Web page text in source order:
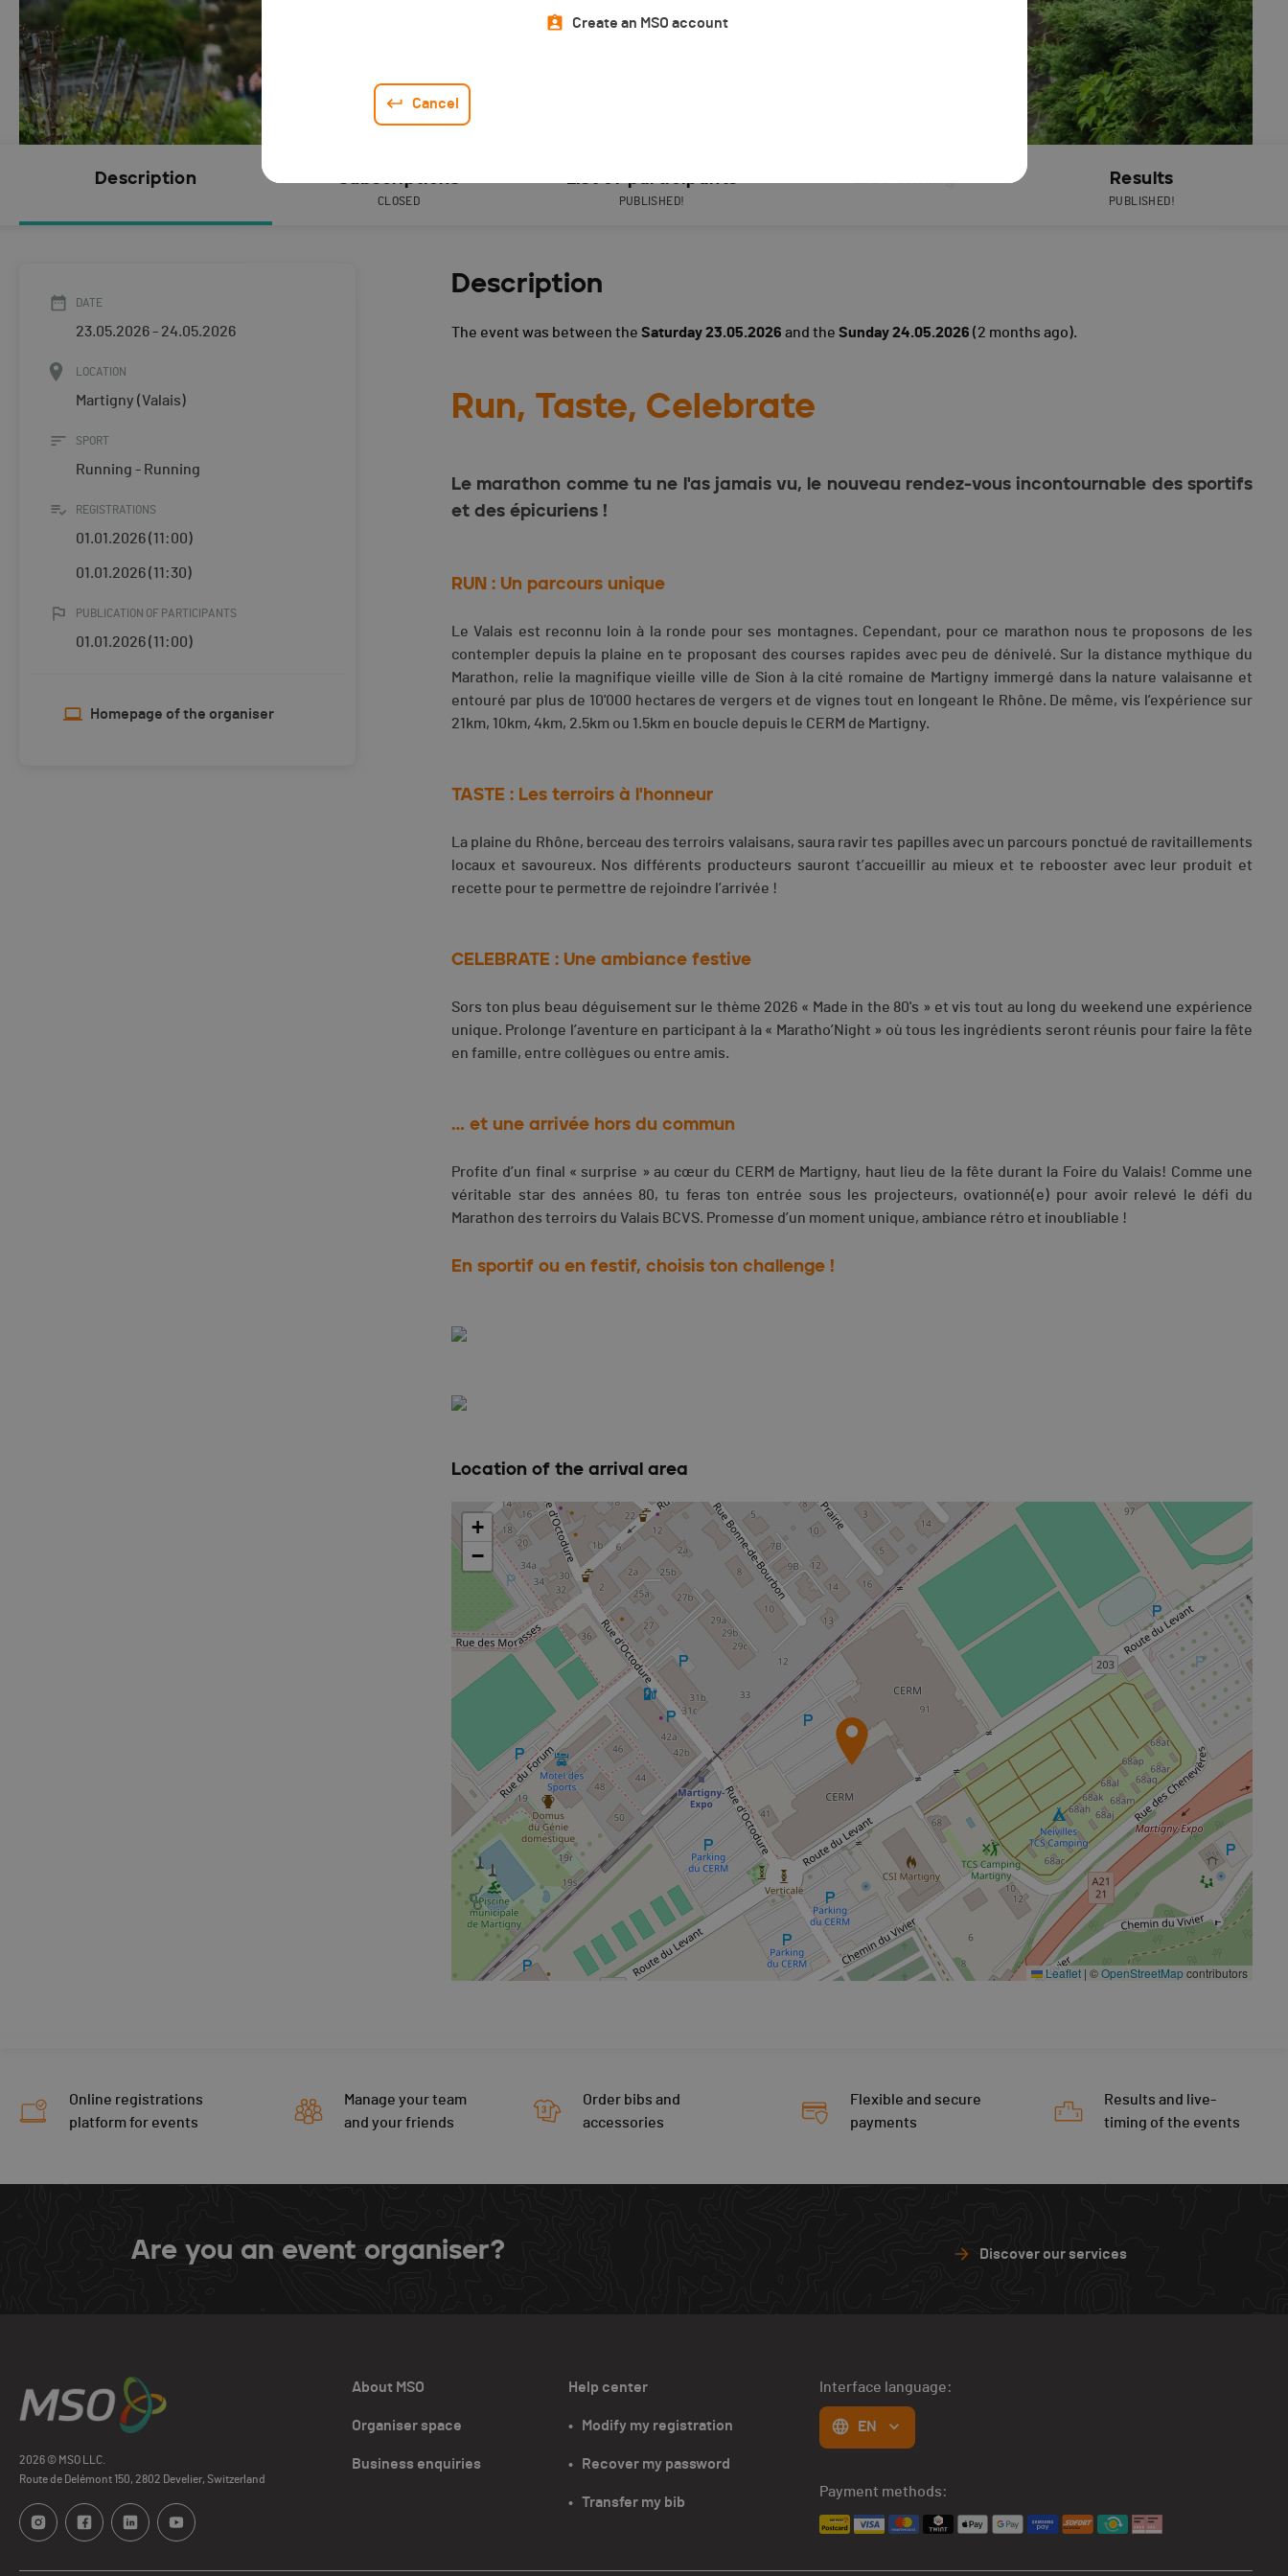
Create an MSO account
Cancel
Description Subscriptions
CLOSED
List of participants
PUBLISHED!
Live Timing Results
PUBLISHED!
DATE
23.05.2026 - 24.05.2026
LOCATION
Martigny (Valais)
SPORT
Running - Running
REGISTRATIONS
01.01.2026 (11:00)
01.01.2026 (11:30)
PUBLICATION OF PARTICIPANTS
01.01.2026 (11:00)
Homepage of the organiser
Description
The event was between the Saturday 23.05.2026 and the Sunday 24.05.2026 (2 months ago).
Run, Taste, Celebrate
Le marathon comme tu ne l'as jamais vu, le nouveau rendez-vous incontournable des sportifs
et des épicuriens !
RUN : Un parcours unique
Le Valais est reconnu loin à la ronde pour ses montagnes. Cependant, pour ce marathon nous te proposons de les
contempler depuis la plaine en te proposant des courses rapides avec peu de dénivelé. Sur la distance mythique du
Marathon, relie la magnifique vieille ville de Sion à la cité romaine de Martigny immergé dans la nature valaisanne et
entouré par plus de 10'000 hectares de vergers et de vignes tout en longeant le Rhône. De même, vis l’expérience sur
21km, 10km, 4km, 2.5km ou 1.5km en boucle depuis le CERM de Martigny.
TASTE : Les terroirs à l'honneur
La plaine du Rhône, berceau des terroirs valaisans, saura ravir tes papilles avec un parcours ponctué de ravitaillements
locaux et savoureux. Nos différents producteurs sauront t’accueillir au mieux et te rebooster avec leur produit et
recette pour te permettre de rejoindre l’arrivée !
CELEBRATE : Une ambiance festive
Sors ton plus beau déguisement sur le thème 2026 « Made in the 80's » et vis tout au long du weekend une expérience
unique. Prolonge l’aventure en participant à la « Maratho’Night » où tous les ingrédients seront réunis pour faire la fête
en famille, entre collègues ou entre amis.
… et une arrivée hors du commun
Profite d’un final « surprise » au cœur du CERM de Martigny, haut lieu de la fête durant la Foire du Valais! Comme une
véritable star des années 80, tu feras ton entrée sous les projecteurs, ovationné(e) pour avoir relevé le défi du
Marathon des terroirs du Valais BCVS. Promesse d’un moment unique, ambiance rétro et inoubliable !
En sportif ou en festif, choisis ton challenge !
Location of the arrival area
+
−
Leaflet | ©OpenStreetMapcontributors
Online registrations
platform for events
Manage your team
and your friends
Order bibs and
accessories
Flexible and secure
payments
Results and live-
timing of the events
Are you an event organiser? Discover our services
2026 © MSO LLC.
Route de Delémont 150, 2802 Develier, Switzerland
About MSO
Organiser space
Business enquiries
Help center
•   Modify my registration
•   Recover my password
•   Transfer my bib
Interface language:
EN
Payment methods: